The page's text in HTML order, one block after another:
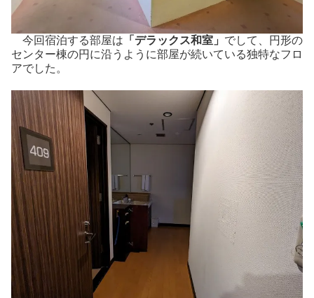
今回宿泊する部屋は 「デラックス和室」 でして、円形の
センター棟の円に沿うように部屋が続いている独特なフロ
アでした。